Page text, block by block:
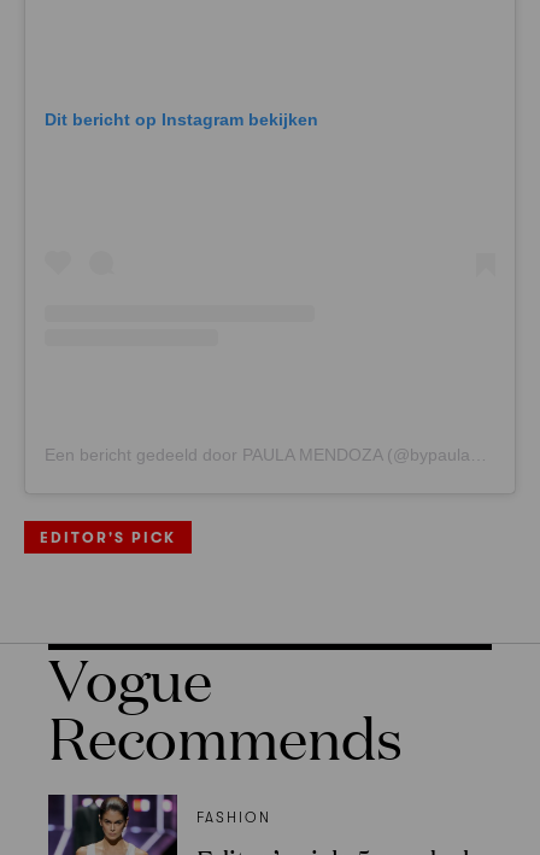
Dit bericht op Instagram bekijken
EDITOR'S PICK
Vogue
Recommends
FASHION